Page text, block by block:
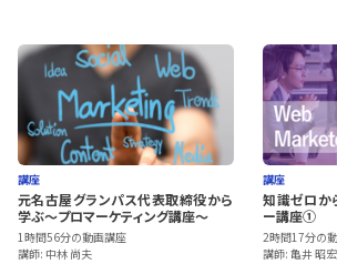
講座
元名古屋グランパス代表取締役から
学ぶ～プロマーケティング講座～
1時間56分の動画講座
講師: 中林 尚夫
講座
知識ゼロか
ー講座①
2時間17分の
講師: 亀井 昭宏